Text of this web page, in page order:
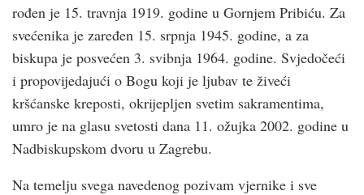
rođen je 15. travnja 1919. godine u Gornjem Pribiću. Za
svećenika je zaređen 15. srpnja 1945. godine, a za
biskupa je posvećen 3. svibnja 1964. godine. Svjedočeći
i propovijedajući o Bogu koji je ljubav te živeći
kršćanske kreposti, okrijepljen svetim sakramentima,
umro je na glasu svetosti dana 11. ožujka 2002. godine u
Nadbiskupskom dvoru u Zagrebu.
Na temelju svega navedenog pozivam vjernike i sve